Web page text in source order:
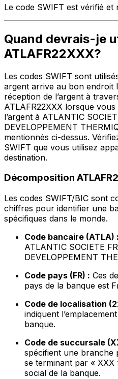
Le code SWIFT est vérifié et
Quand devrais-je
ATLAFR22XXX?
Les codes SWIFT sont
argent arrive au bon endroit
réception de l’argent à
ATLAFR22XXX lorsque
l’argent à ATLANTIC
DEVELOPPEMENT
mentionnés ci-dessus.
SWIFT que vous utilisez
destination.
Décomposition
Les codes SWIFT/BIC sont
chiffres pour identifier une
spécifiques dans le monde.
Code bancaire (ATLA) :
ATLANTIC SOCIETE
DEVELOPPEMENT
Code pays (FR) : Ces
pays de la banque est
Code de localisation
indiquent
banque.
Code de succursale
spécifient une branche
se terminant par «
social de la banque.